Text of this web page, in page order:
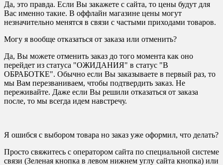
Да, это правда. Если Вы закажете с сайта, то цены будут для
Вас именно такие. В оффлайн магазине цены могут
незначительно менятся в связи с частыми приходами товаров.
Могу я вообще отказаться от заказа или отменить?
Да, Вы можете отменить заказ до того момента как оно
перейдет из статуса "ОЖИДАНИЯ" в статус "В
ОБРАБОТКЕ". Обычно если Вы заказываете в первый раз, то
мы Вам перезваниваем, чтобы подтвердить заказ. Не
переживайте. Даже если Вы решили отказаться от заказа
после, то мы всегда идем навстречу.
Я ошибся с выбором товара но заказ уже оформил, что делать?
Просто свяжитесь с оператором сайта по специальной системе
связи (Зеленая кнопка в левом нижнем углу сайта кнопка) или